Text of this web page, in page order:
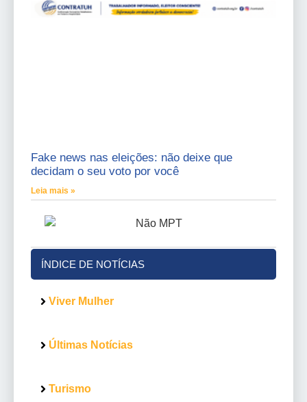
Fake news nas eleições: não deixe que
decidam o seu voto por você
Leia mais »
ÍNDICE DE NOTÍCIAS
Viver Mulher
Últimas Notícias
Turismo